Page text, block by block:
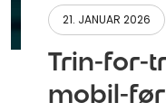
21. JANUAR 2026
Trin-for-
mobil-